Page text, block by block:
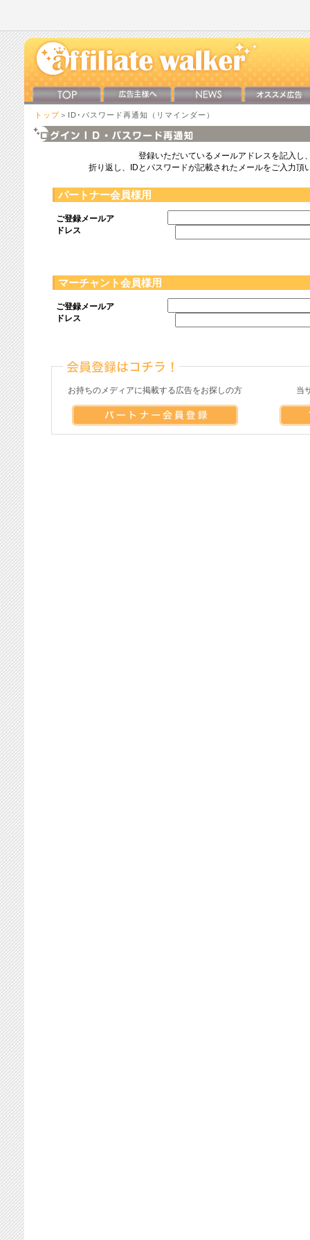
トップ ＞ID･パスワード再通知（リマインダー）
登録いただいているメールアドレスを記入し
折り返し、IDとパスワードが記載されたメールをご入力頂
パートナー会員様用
ご登録メールア
ドレス
マーチャント会員様用
ご登録メールア
ドレス
お持ちのメディアに掲載する広告をお探しの方 当